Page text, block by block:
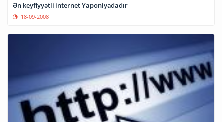
Ən keyfiyyətli internet Yaponiyadadır
18-09-2008